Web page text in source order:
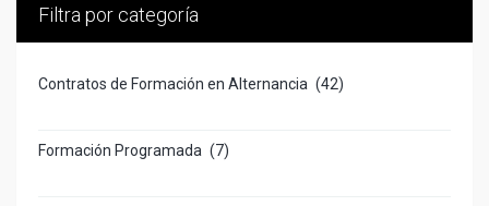
Filtra por categoría
Contratos de Formación en Alternancia (42)
Formación Programada (7)